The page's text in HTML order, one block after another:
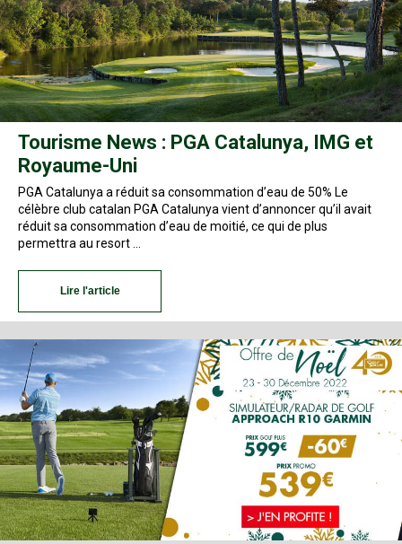
Tourisme News : PGA Catalunya, IMG et
Royaume-Uni
PGA Catalunya a réduit sa consommation d’eau de 50% Le
célèbre club catalan PGA Catalunya vient d’annoncer qu’il avait
réduit sa consommation d’eau de moitié, ce qui de plus
permettra au resort …
Lire l'article